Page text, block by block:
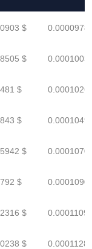
$
$
$
$
$
$
$
$